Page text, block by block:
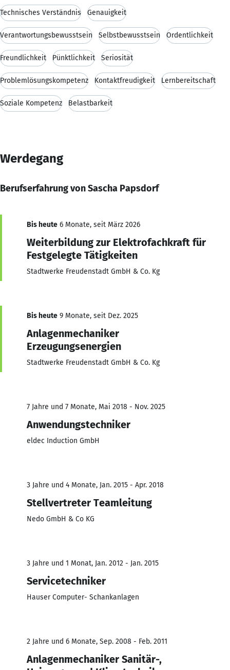
Technisches Verständnis Genauigkeit
Verantwortungsbewusstsein Selbstbewusstsein Ordentlichkeit
Freundlichkeit Pünktlichkeit Seriosität
Problemlösungskompetenz Kontaktfreudigkeit Lernbereitschaft
Soziale Kompetenz Belastbarkeit
Werdegang
Berufserfahrung von Sascha Papsdorf
Bis heute 6 Monate, seit März 2026
Weiterbildung zur Elektrofachkraft für
Festgelegte Tätigkeiten
Stadtwerke Freudenstadt GmbH & Co. Kg
Bis heute 9 Monate, seit Dez. 2025
Anlagenmechaniker
Erzeugungsenergien
Stadtwerke Freudenstadt GmbH & Co. Kg
7 Jahre und 7 Monate, Mai 2018 - Nov. 2025
Anwendungstechniker
eldec Induction GmbH
3 Jahre und 4 Monate, Jan. 2015 - Apr. 2018
Stellvertreter Teamleitung
Nedo GmbH & Co KG
3 Jahre und 1 Monat, Jan. 2012 - Jan. 2015
Servicetechniker
Hauser Computer- Schankanlagen
2 Jahre und 6 Monate, Sep. 2008 - Feb. 2011
Anlagenmechaniker Sanitär-,